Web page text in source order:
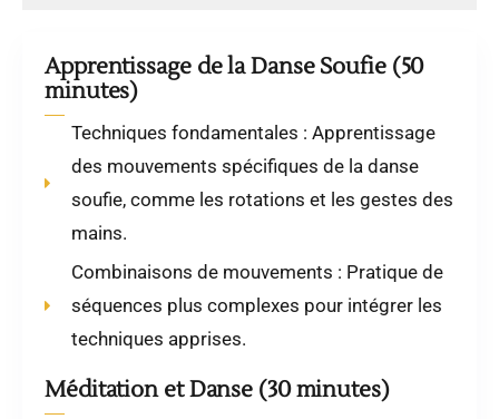
Apprentissage de la Danse Soufie (50
minutes)
Techniques fondamentales : Apprentissage
des mouvements spécifiques de la danse
soufie, comme les rotations et les gestes des
mains.
Combinaisons de mouvements : Pratique de
séquences plus complexes pour intégrer les
techniques apprises.
Méditation et Danse (30 minutes)